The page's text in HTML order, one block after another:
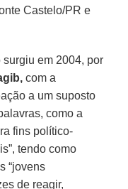
Castelo/PR e
em 2004, por
com a
a um suposto
como a
fins político-
tendo como
“jovens
de reagir,